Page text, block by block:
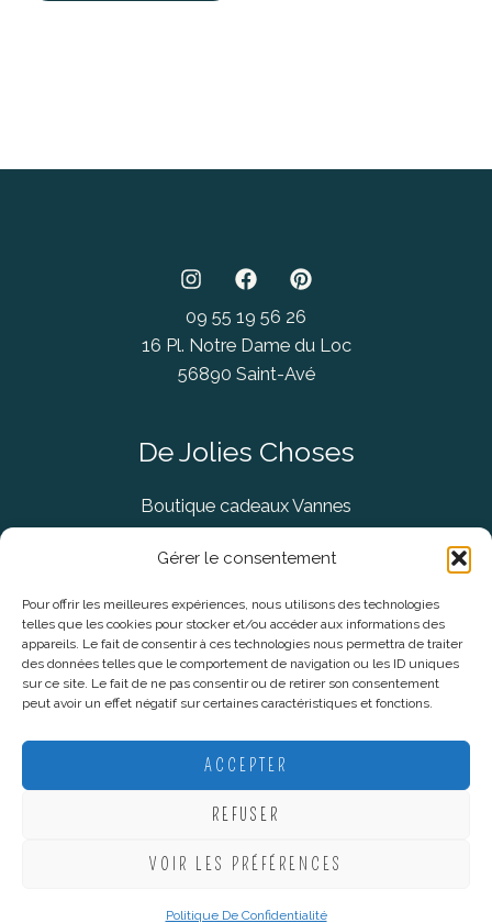
Gérer le consentement
Pour offrir les meilleures expériences, nous utilisons des technologies
telles que les cookies pour stocker et/ou accéder aux informations des
appareils. Le fait de consentir à ces technologies nous permettra de traiter
des données telles que le comportement de navigation ou les ID uniques
sur ce site. Le fait de ne pas consentir ou de retirer son consentement
peut avoir un effet négatif sur certaines caractéristiques et fonctions.
ACCEPTER
REFUSER
VOIR LES PRÉFÉRENCES
Politique De Confidentialité
09 55 19 56 26
16 Pl. Notre Dame du Loc
56890 Saint-Avé
De Jolies Choses
Boutique cadeaux Vannes
Concept Store Vannes
Informations légales
CGV
Politique De Confidentialité
Plan du site
Webmarketing